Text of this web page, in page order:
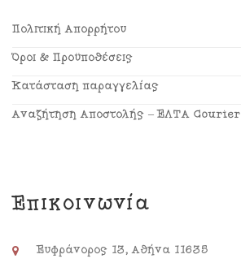
Πολιτική Απορρήτου
Όροι & Προϋποθέσεις
Κατάσταση παραγγελίας
Αναζήτηση Αποστολής – ΕΛΤΑ Courier
Επικοινωνία
Ευφράνορος 13, Αθήνα 11635